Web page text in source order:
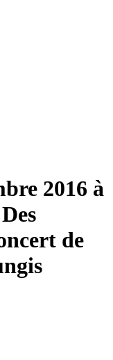
2016 à
de